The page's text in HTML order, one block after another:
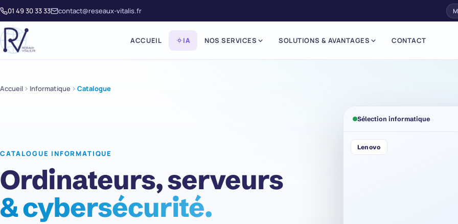
01 49 30 33 33 contact@reseaux-vitalis.fr
ACCUEIL IA NOS SERVICES SOLUTIONS & AVANTAGES CONTACT
Accueil Informatique Catalogue
CATALOGUE INFORMATIQUE
Ordinateurs, serveurs
& cybersécurité.
Sélection informatique
Lenovo